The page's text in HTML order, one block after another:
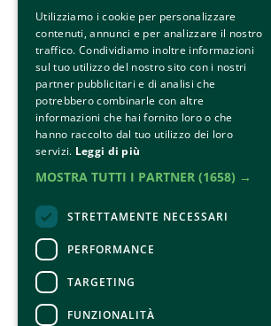
Partner &
Sponsor
Safe Guarding
Per informazioni e supporto
Per informazioni sul programma e
Utilizziamo i cookie per personalizzare
contenuti, annunci e per analizzare il nostro
traffico. Condividiamo inoltre informazioni
sul tuo utilizzo del nostro sito con i nostri
partner pubblicitari e di analisi che
potrebbero combinarle con altre
informazioni che hai fornito loro o che
hanno raccolto dal tuo utilizzo dei loro
servizi. Leggi di più
MOSTRA TUTTI I PARTNER (1658) →
STRETTAMENTE NECESSARI
PERFORMANCE
TARGETING
FUNZIONALITÀ